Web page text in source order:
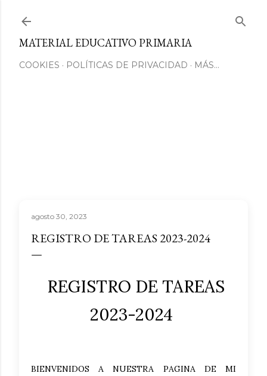
MATERIAL EDUCATIVO PRIMARIA
COOKIES POLÍTICAS DE PRIVACIDAD MÁS…
agosto 30, 2023
REGISTRO DE TAREAS 2023-2024
REGISTRO DE TAREAS
2023-2024
BIENVENIDOS A NUESTRA PAGINA DE MI